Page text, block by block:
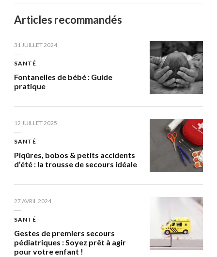
Articles recommandés
31 JUILLET 2024
SANTÉ
Fontanelles de bébé : Guide
pratique
12 JUILLET 2025
SANTÉ
Piqûres, bobos & petits accidents
d’été : la trousse de secours idéale
27 AVRIL 2024
SANTÉ
Gestes de premiers secours
pédiatriques : Soyez prêt à agir
pour votre enfant !